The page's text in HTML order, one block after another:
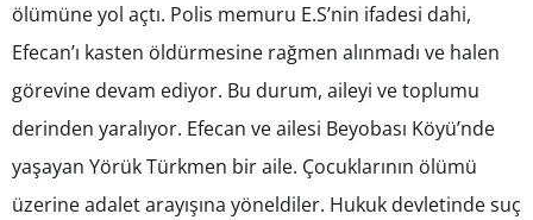
ölümüne yol açtı. Polis memuru E.S’nin ifadesi dahi,
Efecan’ı kasten öldürmesine rağmen alınmadı ve halen
görevine devam ediyor. Bu durum, aileyi ve toplumu
derinden yaralıyor. Efecan ve ailesi Beyobası Köyü’nde
yaşayan Yörük Türkmen bir aile. Çocuklarının ölümü
üzerine adalet arayışına yöneldiler. Hukuk devletinde suç